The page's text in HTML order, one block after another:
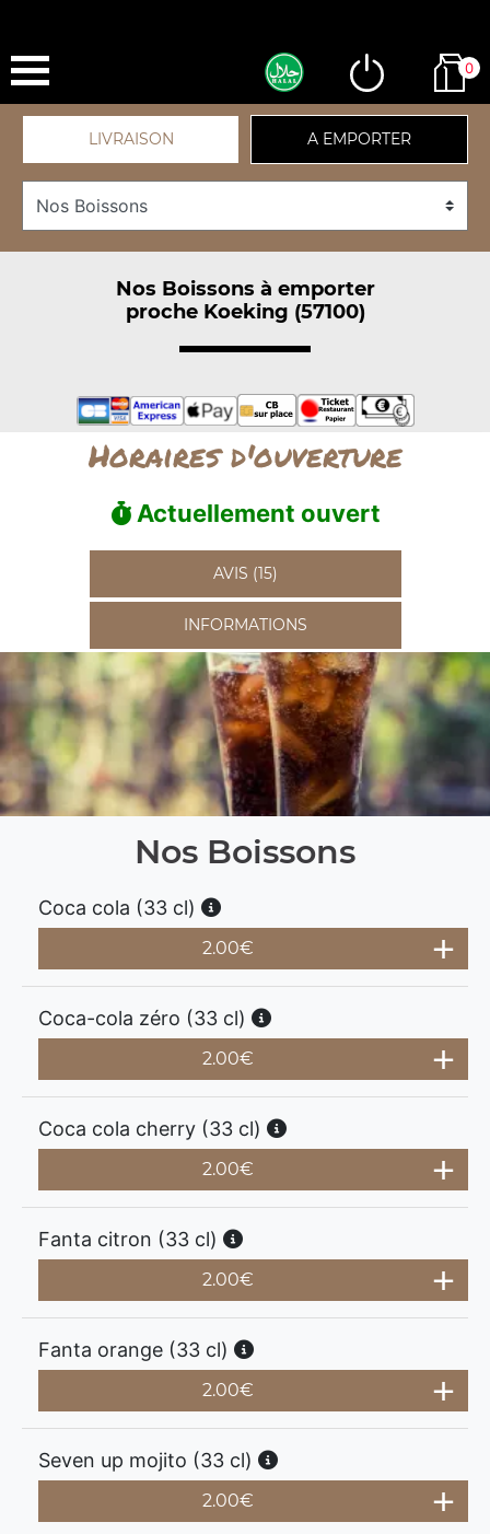
0
LIVRAISON A EMPORTER
Nos Boissons à emporter
proche Koeking (57100)
Horaires d'ouverture
Actuellement ouvert
AVIS (15)
INFORMATIONS
Nos Boissons
Coca cola (33 cl)
2.00€
Coca-cola zéro (33 cl)
2.00€
Coca cola cherry (33 cl)
2.00€
Fanta citron (33 cl)
2.00€
Fanta orange (33 cl)
2.00€
Seven up mojito (33 cl)
2.00€